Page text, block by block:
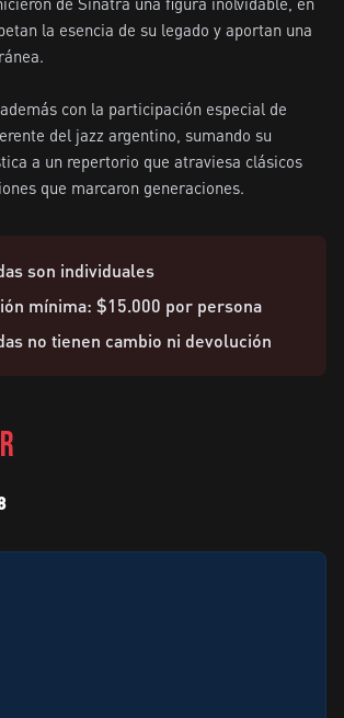
la esencia de su legado y aportan una
con la participación especial de
del jazz argentino, sumando su
a un repertorio que atraviesa clásicos
que marcaron generaciones.
son individuales
mínima: $15.000 por persona
no tienen cambio ni devolución